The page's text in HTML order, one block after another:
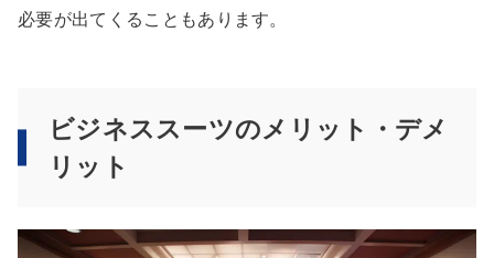
必要が出てくることもあります。
ビジネススーツのメリット・デメ
リット